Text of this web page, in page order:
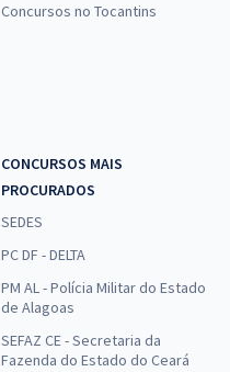
Concursos no Tocantins
CONCURSOS MAIS
PROCURADOS
SEDES
PC DF - DELTA
PM AL - Polícia Militar do Estado
de Alagoas
SEFAZ CE - Secretaria da
Fazenda do Estado do Ceará